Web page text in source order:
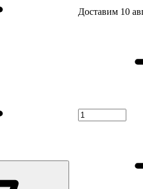
Доставим 10